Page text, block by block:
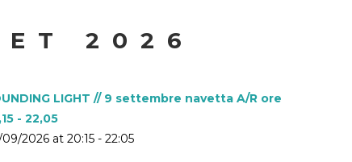
2026
LIGHT // 9 settembre navetta A/R ore
- 22,05
2026 at 20:15 - 22:05